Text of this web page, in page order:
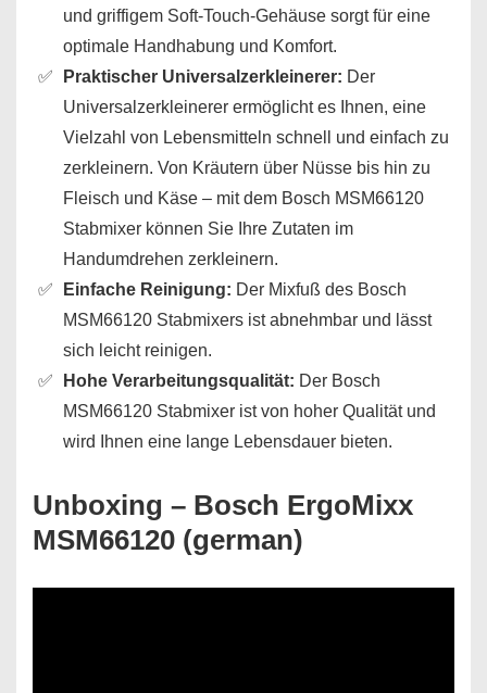
und griffigem Soft-Touch-Gehäuse sorgt für eine
optimale Handhabung und Komfort.
Praktischer Universalzerkleinerer: Der
Universalzerkleinerer ermöglicht es Ihnen, eine
Vielzahl von Lebensmitteln schnell und einfach zu
zerkleinern. Von Kräutern über Nüsse bis hin zu
Fleisch und Käse – mit dem Bosch MSM66120
Stabmixer können Sie Ihre Zutaten im
Handumdrehen zerkleinern.
Einfache Reinigung: Der Mixfuß des Bosch
MSM66120 Stabmixers ist abnehmbar und lässt
sich leicht reinigen.
Hohe Verarbeitungsqualität: Der Bosch
MSM66120 Stabmixer ist von hoher Qualität und
wird Ihnen eine lange Lebensdauer bieten.
Unboxing – Bosch ErgoMixx
MSM66120 (german)